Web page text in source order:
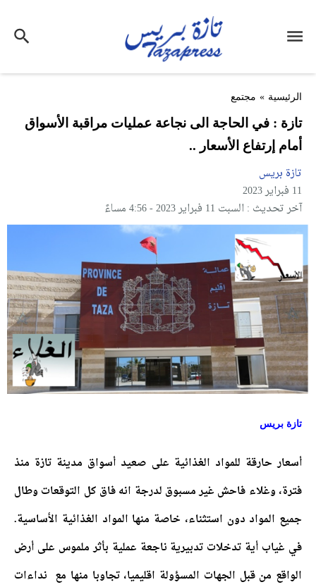
الرئيسية » مجتمع
تازة : في الحاجة الى نجاعة عمليات مراقبة الأسواق
أمام إرتفاع الأسعار ..
تازة بريس
11 فبراير 2023
آخر تحديث : السبت 11 فبراير 2023 - 4:56 مساءً
تازة بريس
أسعار حارقة للمواد الغذائية على صعيد أسواق مدينة تازة منذ
فترة، وغلاء فاحش غير مسبوق لدرجة انه فاق كل التوقعات وطال
جميع المواد دون استثناء، خاصة منها المواد الغذائية الأساسية.
في غياب أية تدخلات تدبيرية ناجعة عملية بأثر ملموس على أرض
الواقع من قبل الجهات المسؤولة اقليميا، تجاوبا منها مع نداءات